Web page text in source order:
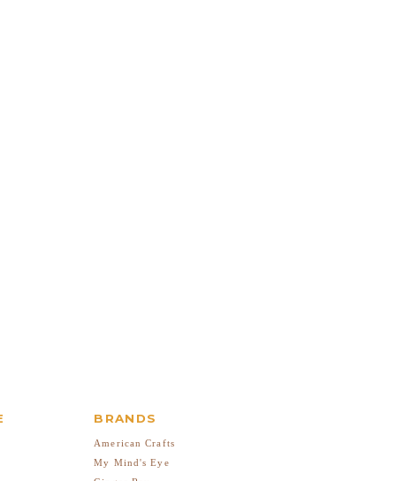
BRANDS
American Crafts
My Mind's Eye